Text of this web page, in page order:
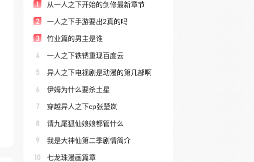
1 从一人之下开始的剑修最新章节
2 一人之下手游要出2真的吗
3 竹业篇的男主是谁
4 一人之下铁锈重现百度云
5 异人之下电视剧是动漫的第几部啊
6 伊姆为什么要杀土星
7 穿越异人之下cp张楚岚
8 请九尾狐仙娘娘都管什么
9 我是大神仙第二季剧情简介
10 七龙珠漫画篇章